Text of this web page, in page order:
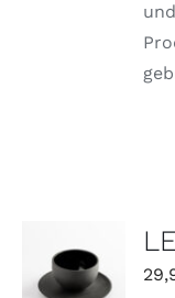
WARENKORB
/